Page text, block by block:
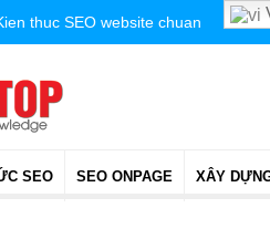
thuc SEO website chuan
SEO SEO ONPAGE XÂY